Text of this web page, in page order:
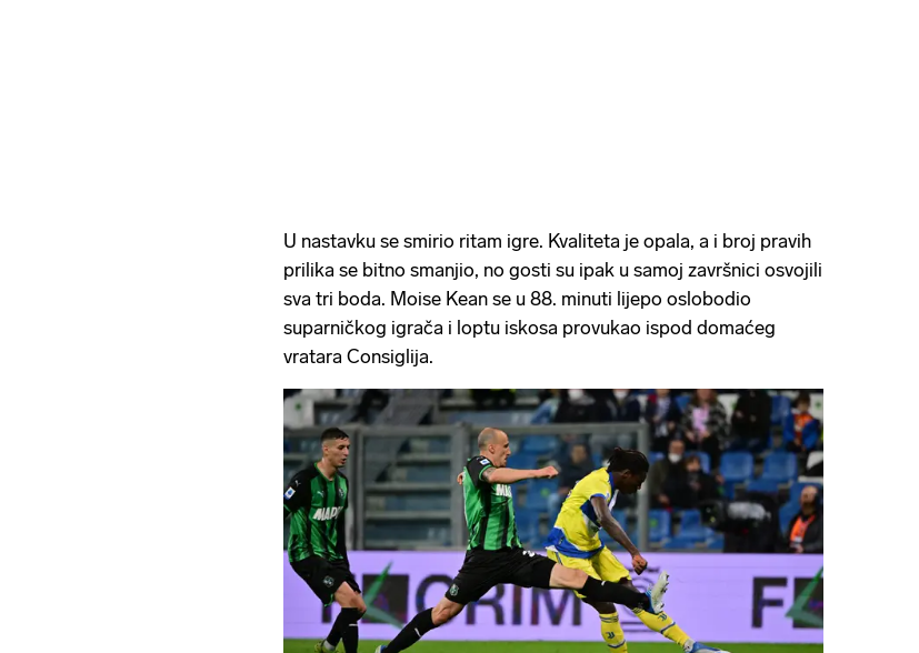
U nastavku se smirio ritam igre. Kvaliteta je opala, a i broj pravih
prilika se bitno smanjio, no gosti su ipak u samoj završnici osvojili
sva tri boda. Moise Kean se u 88. minuti lijepo oslobodio
suparničkog igrača i loptu iskosa provukao ispod domaćeg
vratara Consiglija.